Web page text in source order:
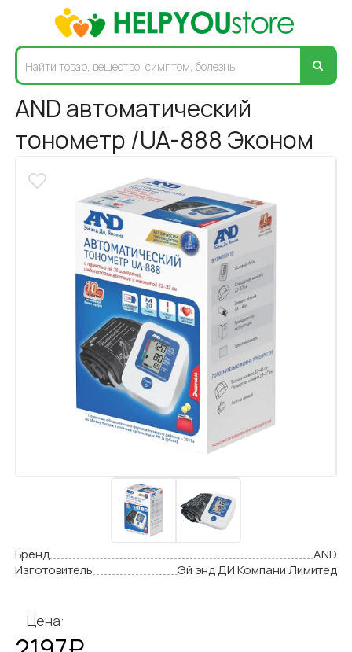
AND автоматический
тонометр /UA-888 Эконом
Бренд
AND
Изготовитель
Эй энд ДИ Компани Лимитед
Цена: